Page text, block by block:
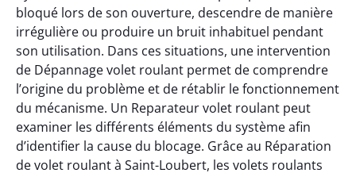
bloqué lors de son ouverture, descendre de manière
irrégulière ou produire un bruit inhabituel pendant
son utilisation. Dans ces situations, une intervention
de Dépannage volet roulant permet de comprendre
l’origine du problème et de rétablir le fonctionnement
du mécanisme. Un Reparateur volet roulant peut
examiner les différents éléments du système afin
d’identifier la cause du blocage. Grâce au Réparation
de volet roulant à Saint-Loubert, les volets roulants